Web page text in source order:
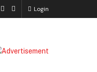
Login